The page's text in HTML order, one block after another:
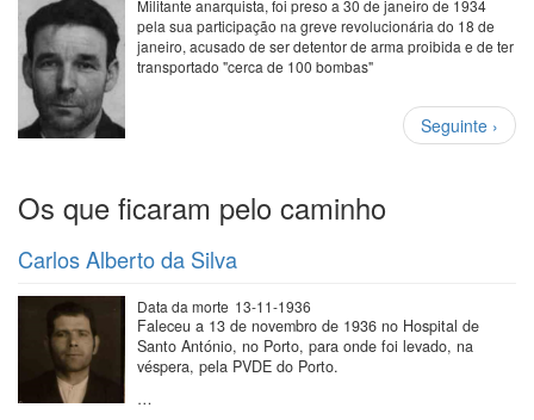
Militante anarquista, foi preso a 30 de janeiro de 1934
pela sua participação na greve revolucionária do 18 de
janeiro, acusado de ser detentor de arma proibida e de ter
transportado "cerca de 100 bombas"
Paginação
Próxima
página
Seguinte ›
Os que ficaram pelo caminho
Carlos Alberto da Silva
Data da morte 13-11-1936
Faleceu a 13 de novembro de 1936 no Hospital de
Santo António, no Porto, para onde foi levado, na
véspera, pela PVDE do Porto.
…